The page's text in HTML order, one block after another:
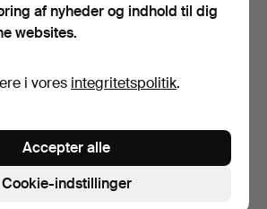
muligvis Bersbo, 19…
af nyheder og indhold til dig
websites.
i vores integritetspolitik.
Cookie-indstillinger
Accepter alle